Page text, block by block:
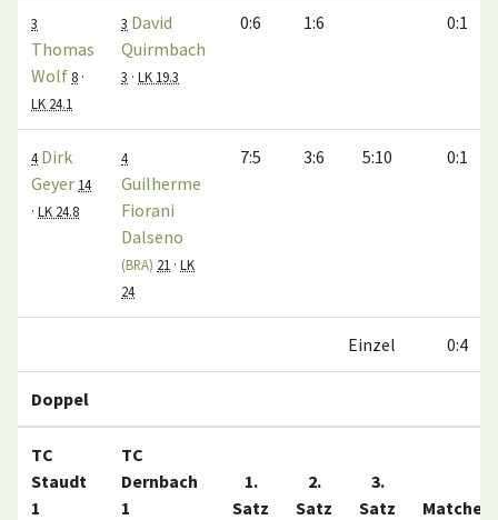
3
Thomas
Wolf 8 ·
LK 24.1
3 David
Quirmbach
3 · LK 19.3
0:6 1:6 0:1
4 Dirk
Geyer 14
· LK 24.8
4
Guilherme
Fiorani
Dalseno
(BRA) 21 · LK
24
7:5 3:6 5:10 0:1
Einzel 0:4
Doppel
TC
Staudt
1
TC
Dernbach
1
1.
Satz
2.
Satz
3.
Satz
Matches